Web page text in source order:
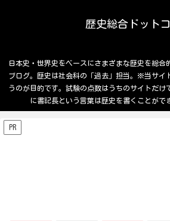
歴史総合ドット
日本史・世界史をベースにさまざまな歴史を総合
ブログ。歴史は社会科の「過去」担当。※当サイ
うのが目的です。試験の点数はうちのサイトだけ
に書記長という言葉は歴史を書くことがで
PR